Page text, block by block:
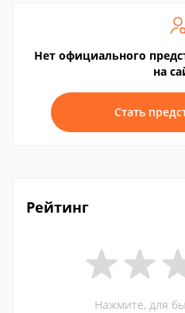
Нет официального
на
Стать
Рейтинг
Нажмите, для